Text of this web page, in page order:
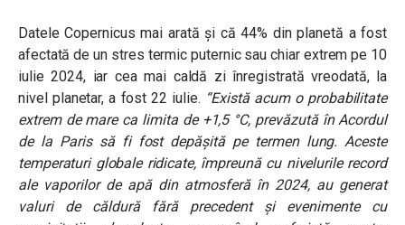
Datele Copernicus mai arată și că 44% din planetă a fost
afectată de un stres termic puternic sau chiar extrem pe 10
iulie 2024, iar cea mai caldă zi înregistrată vreodată, la
nivel planetar, a fost 22 iulie. “Există acum o probabilitate
extrem de mare ca limita de +1,5 °C, prevăzută în Acordul
de la Paris să fi fost depășită pe termen lung. Aceste
temperaturi globale ridicate, împreună cu nivelurile record
ale vaporilor de apă din atmosferă în 2024, au generat
valuri de căldură fără precedent și evenimente cu